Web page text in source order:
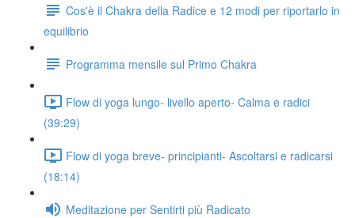
Cos'è il Chakra della Radice e 12 modi per riportarlo in
equilibrio
Programma mensile sul Primo Chakra
Flow di yoga lungo- livello aperto- Calma e radici
(39:29)
Flow di yoga breve- principianti- Ascoltarsi e radicarsi
(18:14)
Meditazione per Sentirti più Radicato